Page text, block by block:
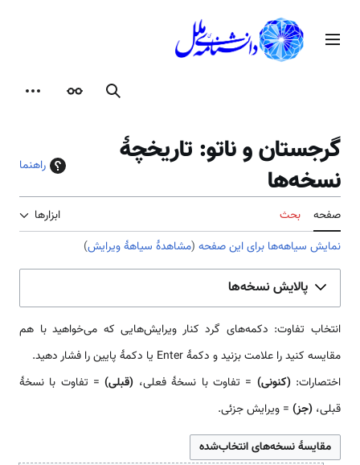
محتوامنوی اصلی
جستجوظاهر
گرجستان و ناتو: تاریخچهٔ
نسخه‌ها
راهنما
صفحه بحث
ابزارها
نمایش سیاهه‌ها برای این صفحه (مشاهدهٔ سیاههٔ ویرایش)
پالایش نسخه‌ها
انتخاب تفاوت: دکمه‌های گرد کنار ویرایش‌هایی که می‌خواهید با هم
مقایسه کنید را علامت بزنید و دکمهٔ Enter یا دکمهٔ پایین را فشار دهید.
اختصارات:(کنونی) = تفاوت با نسخهٔ فعلی، (قبلی)= تفاوت با نسخهٔ
قبلی، (جز) = ویرایش جزئی.